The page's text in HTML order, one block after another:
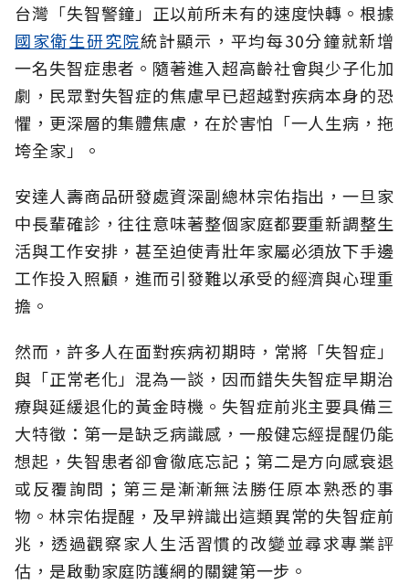
台灣「失智警鐘」正以前所未有的速度快轉。根據
國家衛生研究院統計顯示，平均每30分鐘就新增
一名失智症患者。隨著進入超高齡社會與少子化加
劇，民眾對失智症的焦慮早已超越對疾病本身的恐
懼，更深層的集體焦慮，在於害怕「一人生病，拖
垮全家」。
安達人壽商品研發處資深副總林宗佑指出，一旦家
中長輩確診，往往意味著整個家庭都要重新調整生
活與工作安排，甚至迫使青壯年家屬必須放下手邊
工作投入照顧，進而引發難以承受的經濟與心理重
擔。
然而，許多人在面對疾病初期時，常將「失智症」
與「正常老化」混為一談，因而錯失失智症早期治
療與延緩退化的黃金時機。失智症前兆主要具備三
大特徵：第一是缺乏病識感，一般健忘經提醒仍能
想起，失智患者卻會徹底忘記；第二是方向感衰退
或反覆詢問；第三是漸漸無法勝任原本熟悉的事
物。林宗佑提醒，及早辨識出這類異常的失智症前
兆，透過觀察家人生活習慣的改變並尋求專業評
估，是啟動家庭防護網的關鍵第一步。